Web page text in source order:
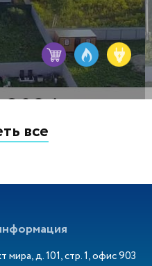
все
мира, д. 101, стр. 1, офис 903